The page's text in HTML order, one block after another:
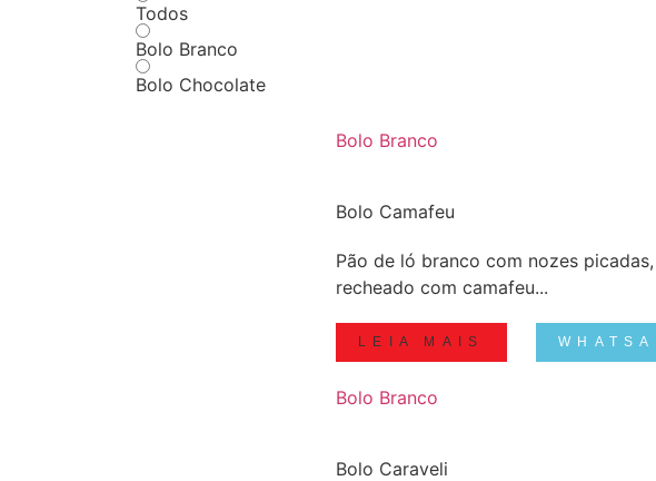
Todos
Bolo Branco
Bolo Chocolate
Bolo Branco
Bolo Camafeu
Pão de ló branco com nozes picadas,
recheado com camafeu...
LEIA MAIS
Bolo Branco
Bolo Caraveli